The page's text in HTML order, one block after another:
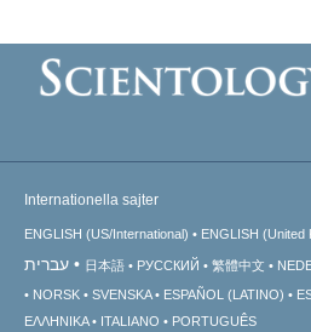
Internationella sajter
ENGLISH (US/International) ENGLISH (United
עברית 日本語 РУССКИЙ 繁體中文
NORSK
SVENSKA ESPAÑOL (LATINO)
ΕΛΛΗΝΙΚA
ITALIANO PORTUGUÊS